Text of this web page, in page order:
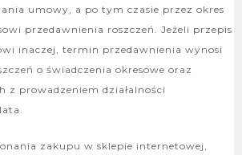
umowy, a po tym czasie przez okres
przedawnienia roszczeń. Jeżeli przepis
inaczej, termin przedawnienia wynosi
o świadczenia okresowe oraz
z prowadzeniem działalności
zakupu w sklepie internetowej,